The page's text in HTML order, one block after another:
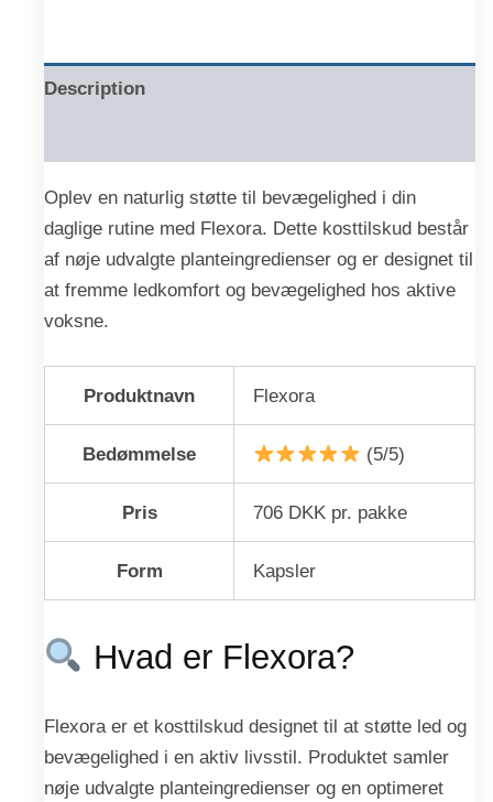
Description
Oplev en naturlig støtte til bevægelighed i din
daglige rutine med Flexora. Dette kosttilskud består
af nøje udvalgte planteingredienser og er designet til
at fremme ledkomfort og bevægelighed hos aktive
voksne.
Produktnavn Flexora
Bedømmelse (5/5)
Pris 706 DKK pr. pakke
Form Kapsler
Hvad er Flexora?
Flexora er et kosttilskud designet til at støtte led og
bevægelighed i en aktiv livsstil. Produktet samler
nøje udvalgte planteingredienser og en optimeret